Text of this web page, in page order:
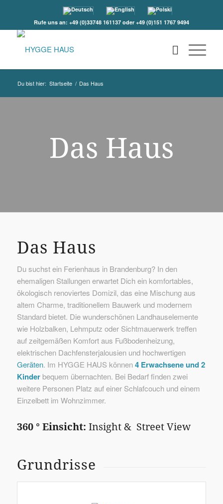
Rufe uns an: +49 (0)33748 161137 oder +49 (0)151 1767 9494
Du bist hier: Startseite / Das Haus
Das Haus
Das Haus
Du suchst ein Ferienhaus in Brandenburg? In den
ehemaligen Stallungen erwartet Dich ein komfortables,
ökologisch renoviertes Domizil, das eine Mischung aus
altem Charme, traditionellem Bauwerk und modernem
Standard bietet. Die wunderschönen Landhauselemente
wie Holzbalken, Lehmputz oder Sichtmauerwerk treffen
auf zeitgemäßen Komfort aus Fußbodenheizung,
elektrischen Dachfensterjalousien und hochwertigen
Geräten. Im HYGGE HAUS können4 Erwachsene und 2
Kinderbequem übernachten. Bei Bedarf finden zwei
weitere Personen Platz auf einer Schlafcouch und einem
Einzelbett im Wohnzimmer.
360 ° Einsicht: Insight & Street View
Grundrisse